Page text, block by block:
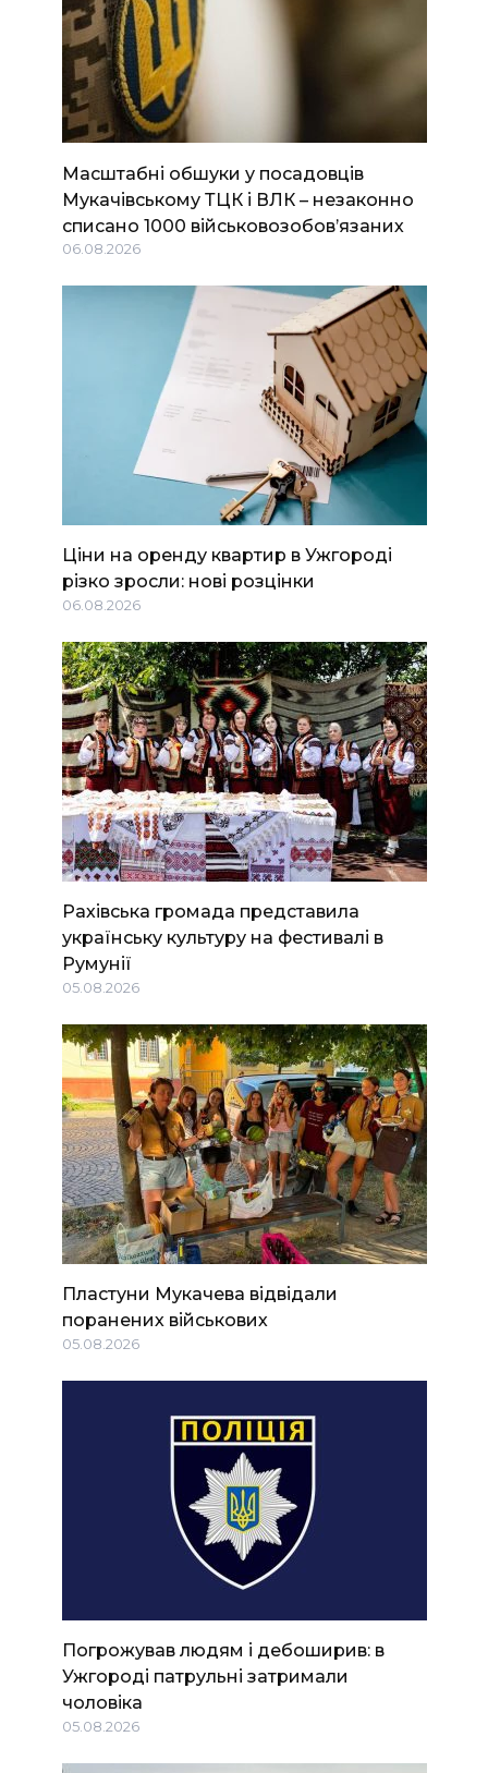
Масштабні обшуки у посадовців
Мукачівському ТЦК і ВЛК – незаконно
списано 1000 військовозобов’язаних
06.08.2026
Ціни на оренду квартир в Ужгороді
різко зросли: нові розцінки
06.08.2026
Рахівська громада представила
українську культуру на фестивалі в
Румунії
05.08.2026
Пластуни Мукачева відвідали
поранених військових
05.08.2026
Погрожував людям і дебоширив: в
Ужгороді патрульні затримали
чоловіка
05.08.2026